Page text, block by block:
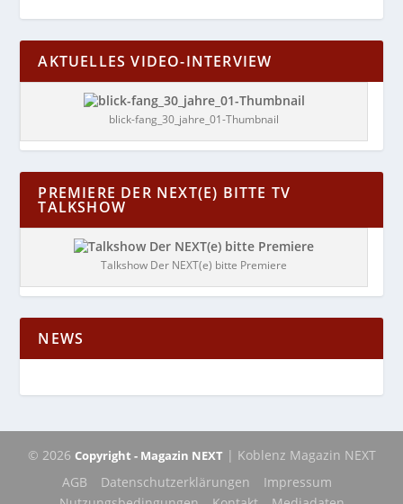
AKTUELLES VIDEO-INTERVIEW
blick-fang_30_jahre_01-Thumbnail
PREMIERE DER NEXT(E) BITTE TV
TALKSHOW
Talkshow Der NEXT(e) bitte Premiere
NEWS
© 2026 Copyright - Magazin NEXT| Koblenz Magazin NEXT
AGB
Datenschutzerklärungen
Impressum